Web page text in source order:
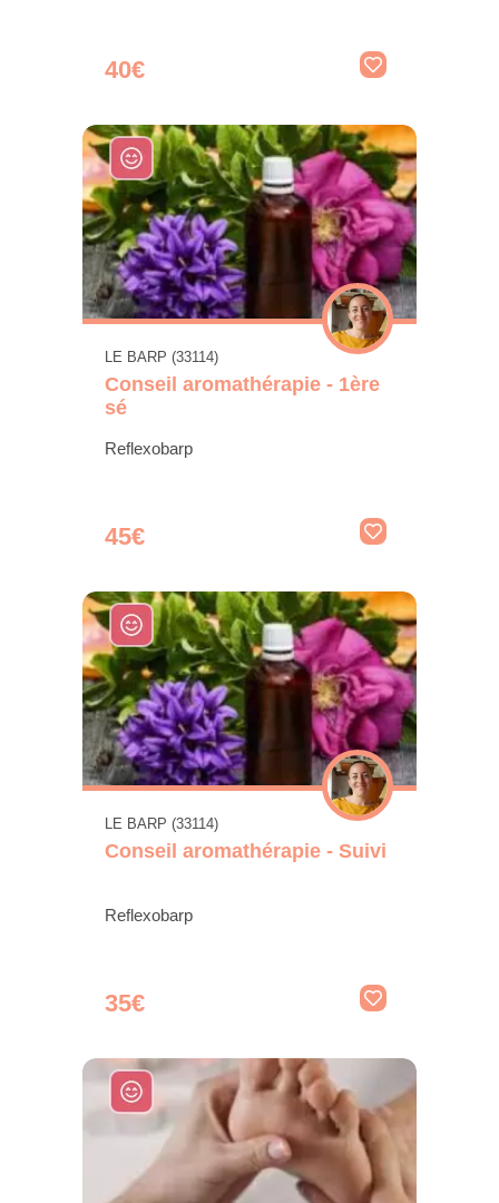
40€
LE BARP (33114)
Conseil aromathérapie - 1ère
sé
Reflexobarp
45€
LE BARP (33114)
Conseil aromathérapie - Suivi
Reflexobarp
35€